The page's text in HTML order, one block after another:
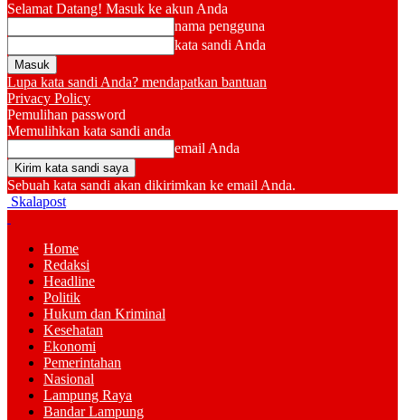
Selamat Datang! Masuk ke akun Anda
nama pengguna
kata sandi Anda
Lupa kata sandi Anda? mendapatkan bantuan
Privacy Policy
Pemulihan password
Memulihkan kata sandi anda
email Anda
Sebuah kata sandi akan dikirimkan ke email Anda.
Skalapost
Home
Redaksi
Headline
Politik
Hukum dan Kriminal
Kesehatan
Ekonomi
Pemerintahan
Nasional
Lampung Raya
Bandar Lampung